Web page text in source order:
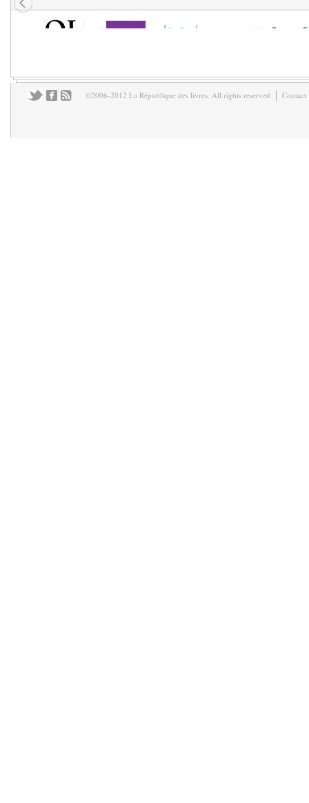
©2006-2012 La République des livres. All rights reserved Contact